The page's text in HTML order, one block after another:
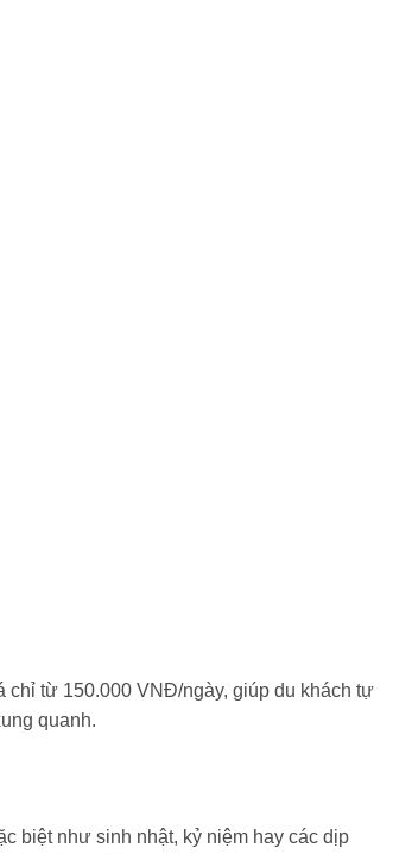
chỉ từ 150.000 VNĐ/ngày, giúp du khách tự
quanh.
biệt như sinh nhật, kỷ niệm hay các dịp